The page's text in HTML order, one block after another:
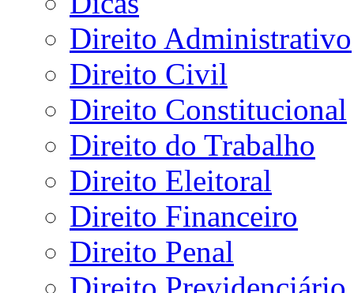
Direito Administrativo
Direito Civil
Direito Constitucional
Direito do Trabalho
Direito Eleitoral
Direito Financeiro
Direito Penal